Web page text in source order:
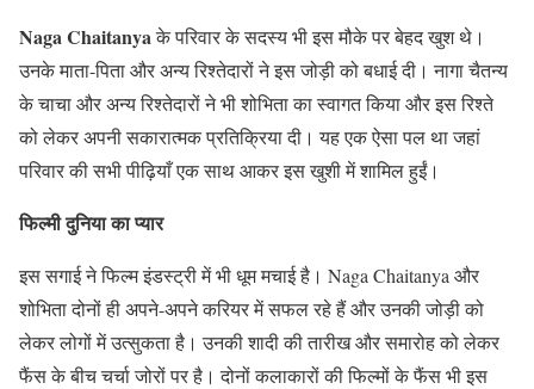
Naga Chaitanyaके परिवार के सदस्य भी इस मौके पर बेहद खुश थे।
उनके माता-पिता और अन्य रिश्तेदारों ने इस जोड़ी को बधाई दी। नागा चैतन्य
के चाचा और अन्य रिश्तेदारों ने भी शोभिता का स्वागत किया और इस रिश्ते
को लेकर अपनी सकारात्मक प्रतिक्रिया दी। यह एक ऐसा पल था जहां
परिवार की सभी पीढ़ियाँ एक साथ आकर इस खुशी में शामिल हुईं।
फिल्मी दुनिया का प्यार
इस सगाई ने फिल्म इंडस्ट्री में भी धूम मचाई है। Naga Chaitanya और
शोभिता दोनों ही अपने-अपने करियर में सफल रहे हैं और उनकी जोड़ी को
लेकर लोगों में उत्सुकता है। उनकी शादी की तारीख और समारोह को लेकर
फैंस के बीच चर्चा जोरों पर है। दोनों कलाकारों की फिल्मों के फैंस भी इस